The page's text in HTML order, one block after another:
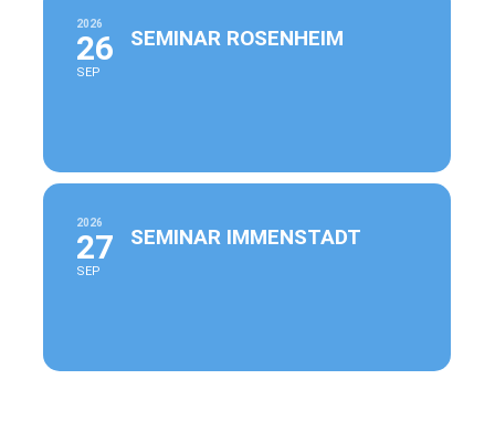
2026
26
SEP
SEMINAR ROSENHEIM
2026
27
SEP
SEMINAR IMMENSTADT